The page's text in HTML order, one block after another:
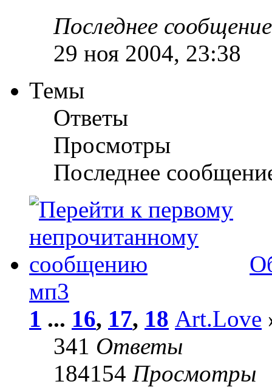
Последнее
29 ноя 2004, 23:38
Темы
Ответы
Просмотры
Последнее
мп3
1 ... 16, 17, 18 Art.Love
341 Ответы
184154 Просмотры